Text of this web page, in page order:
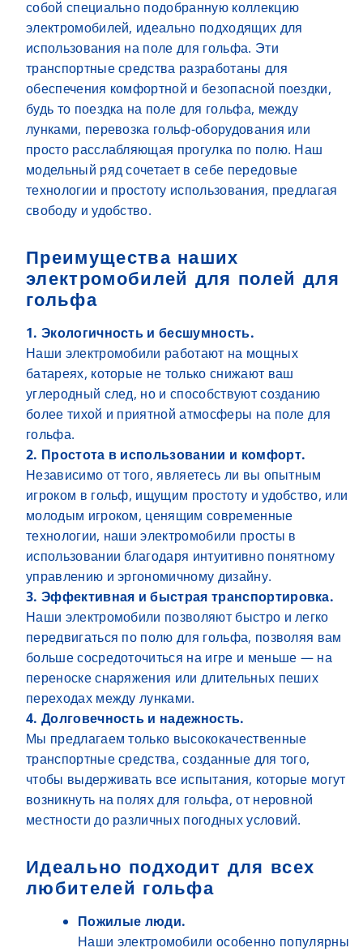
собой специально подобранную коллекцию
электромобилей, идеально подходящих для
использования на поле для гольфа. Эти
транспортные средства разработаны для
обеспечения комфортной и безопасной поездки,
будь то поездка на поле для гольфа, между
лунками, перевозка гольф-оборудования или
просто расслабляющая прогулка по полю. Наш
модельный ряд сочетает в себе передовые
технологии и простоту использования, предлагая
свободу и удобство.
Преимущества наших
электромобилей для полей для
гольфа
1. Экологичность и бесшумность.
Наши электромобили работают на мощных
батареях, которые не только снижают ваш
углеродный след, но и способствуют созданию
более тихой и приятной атмосферы на поле для
гольфа.
2. Простота в использовании и комфорт.
Независимо от того, являетесь ли вы опытным
игроком в гольф, ищущим простоту и удобство, или
молодым игроком, ценящим современные
технологии, наши электромобили просты в
использовании благодаря интуитивно понятному
управлению и эргономичному дизайну.
3. Эффективная и быстрая транспортировка.
Наши электромобили позволяют быстро и легко
передвигаться по полю для гольфа, позволяя вам
больше сосредоточиться на игре и меньше — на
переноске снаряжения или длительных пеших
переходах между лунками.
4. Долговечность и надежность.
Мы предлагаем только высококачественные
транспортные средства, созданные для того,
чтобы выдерживать все испытания, которые могут
возникнуть на полях для гольфа, от неровной
местности до различных погодных условий.
Идеально подходит для всех
любителей гольфа
Пожилые люди.
Наши электромобили особенно популярны